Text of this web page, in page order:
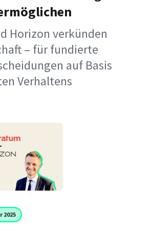
Horizon verkünden
– für fundierte
auf Basis
Verhaltens
2025